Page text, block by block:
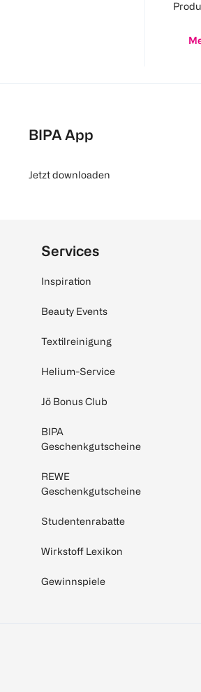
BIPA App
Jetzt downloaden
Services
Inspiration
Beauty Events
Textilreinigung
Helium-Service
Jö Bonus Club
BIPA
Geschenkgutscheine
REWE
Geschenkgutscheine
Studentenrabatte
Wirkstoff Lexikon
Gewinnspiele